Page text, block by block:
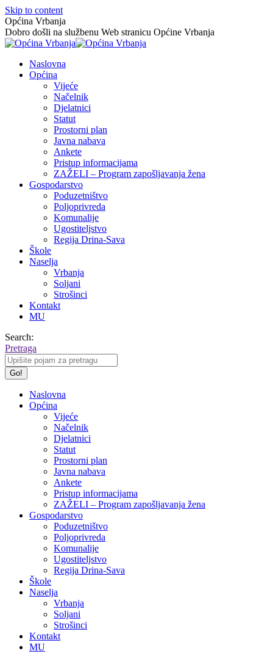
Skip to content
Općina Vrbanja
Dobro došli na službenu Web stranicu Općine Vrbanja
Naslovna
Općina
Vijeće
Načelnik
Djelatnici
Statut
Prostorni plan
Javna nabava
Ankete
Pristup informacijama
ZAŽELI – Program zapošljavanja žena
Gospodarstvo
Poduzetništvo
Poljoprivreda
Komunalije
Ugostiteljstvo
Regija Drina-Sava
Škole
Naselja
Vrbanja
Soljani
Strošinci
Kontakt
MU
Search:
Pretraga
Naslovna
Općina
Vijeće
Načelnik
Djelatnici
Statut
Prostorni plan
Javna nabava
Ankete
Pristup informacijama
ZAŽELI – Program zapošljavanja žena
Gospodarstvo
Poduzetništvo
Poljoprivreda
Komunalije
Ugostiteljstvo
Regija Drina-Sava
Škole
Naselja
Vrbanja
Soljani
Strošinci
Kontakt
MU